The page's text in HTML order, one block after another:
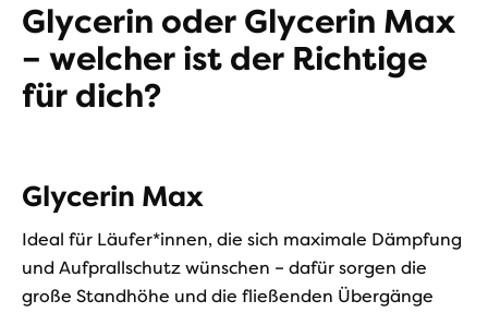
Glycerin oder Glycerin Max
– welcher ist der Richtige
für dich?
Glycerin Max
Ideal für Läufer*innen, die sich maximale Dämpfung
und Aufprallschutz wünschen – dafür sorgen die
große Standhöhe und die fließenden Übergänge